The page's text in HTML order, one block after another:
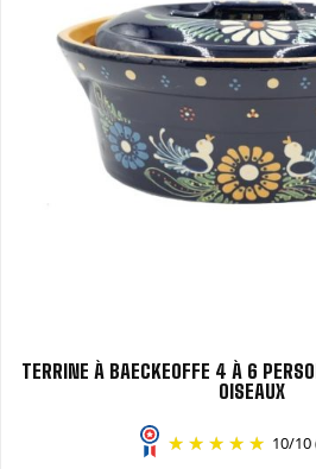
TERRINE À BAECKEOFFE 4 À 6
OISEAUX
10/10